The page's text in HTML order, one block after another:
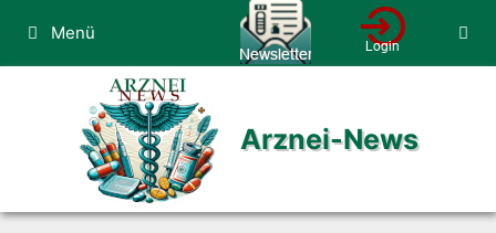
Inhalt
springen
Menü
Arznei-News